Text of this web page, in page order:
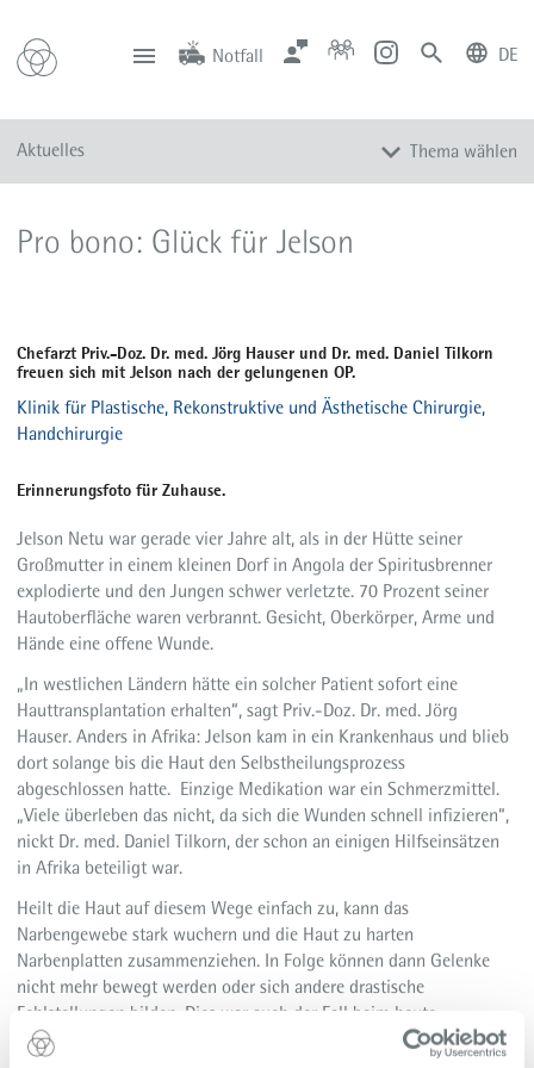
Notfall
Notfall Zentrale Anfahrt
DE
Aktuelles Thema wählen
Veranstaltungen
Zum YouTube-Kanal
Presse
Mediathek
Pro bono: Glück für Jelson
Chefarzt Priv.-Doz. Dr. med. Jörg Hauser und Dr. med. Daniel Tilkorn
freuen sich mit Jelson nach der gelungenen OP.
Klinik für Plastische, Rekonstruktive und Ästhetische Chirurgie,
Handchirurgie
Erinnerungsfoto für Zuhause.
Jelson Netu war gerade vier Jahre alt, als in der Hütte seiner
Großmutter in einem kleinen Dorf in Angola der Spiritusbrenner
explodierte und den Jungen schwer verletzte. 70 Prozent seiner
Hautoberfläche waren verbrannt. Gesicht, Oberkörper, Arme und
Hände eine offene Wunde.
„In westlichen Ländern hätte ein solcher Patient sofort eine
Hauttransplantation erhalten“, sagt Priv.-Doz. Dr. med. Jörg
Hauser. Anders in Afrika: Jelson kam in ein Krankenhaus und blieb
dort solange bis die Haut den Selbstheilungsprozess
abgeschlossen hatte. Einzige Medikation war ein Schmerzmittel.
„Viele überleben das nicht, da sich die Wunden schnell infizieren“,
nickt Dr. med. Daniel Tilkorn, der schon an einigen Hilfseinsätzen
in Afrika beteiligt war.
Heilt die Haut auf diesem Wege einfach zu, kann das
Narbengewebe stark wuchern und die Haut zu harten
Narbenplatten zusammenziehen. In Folge können dann Gelenke
nicht mehr bewegt werden oder sich andere drastische
Fehlstellungen bilden. Dies war auch der Fall beim heute
neunjährigen Jelson. Bis vor wenigen Wochen stand seine linke